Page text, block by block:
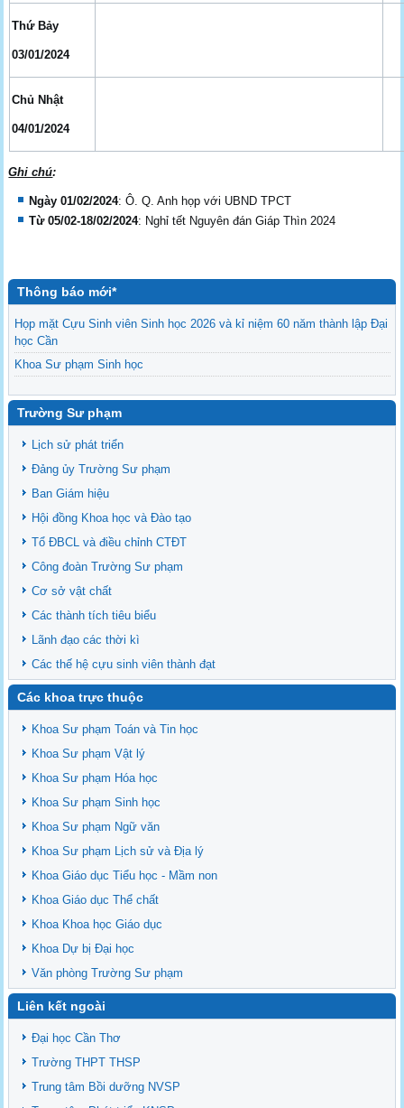
Thứ Bảy
03/01/2024
Chủ Nhật
04/01/2024
Ghi chú:
Ngày 01/02/2024: Ô. Q. Anh họp với UBND TPCT
Từ 05/02-18/02/2024: Nghỉ tết Nguyên đán Giáp Thìn 2024
Thông báo mới*
Họp mặt Cựu Sinh viên Sinh học 2026 và kỉ niệm 60 năm thành lập Đại
học Cần
Khoa Sư phạm Sinh học
Mời họp mặt Cựu Sinh viên Bộ môn Sư phạm Sinh học 2024
Trường Sư phạm
Lịch sử phát triển
Đảng ủy Trường Sư phạm
Ban Giám hiệu
Hội đồng Khoa học và Đào tạo
Tổ ĐBCL và điều chỉnh CTĐT
Công đoàn Trường Sư phạm
Cơ sở vật chất
Các thành tích tiêu biểu
Lãnh đạo các thời kì
Các thế hệ cựu sinh viên thành đạt
Các khoa trực thuộc
Khoa Sư phạm Toán và Tin học
Khoa Sư phạm Vật lý
Khoa Sư phạm Hóa học
Khoa Sư phạm Sinh học
Khoa Sư phạm Ngữ văn
Khoa Sư phạm Lịch sử và Địa lý
Khoa Giáo dục Tiểu học - Mầm non
Khoa Giáo dục Thể chất
Khoa Khoa học Giáo dục
Khoa Dự bị Đại học
Văn phòng Trường Sư phạm
Liên kết ngoài
Đại học Cần Thơ
Trường THPT THSP
Trung tâm Bồi dưỡng NVSP